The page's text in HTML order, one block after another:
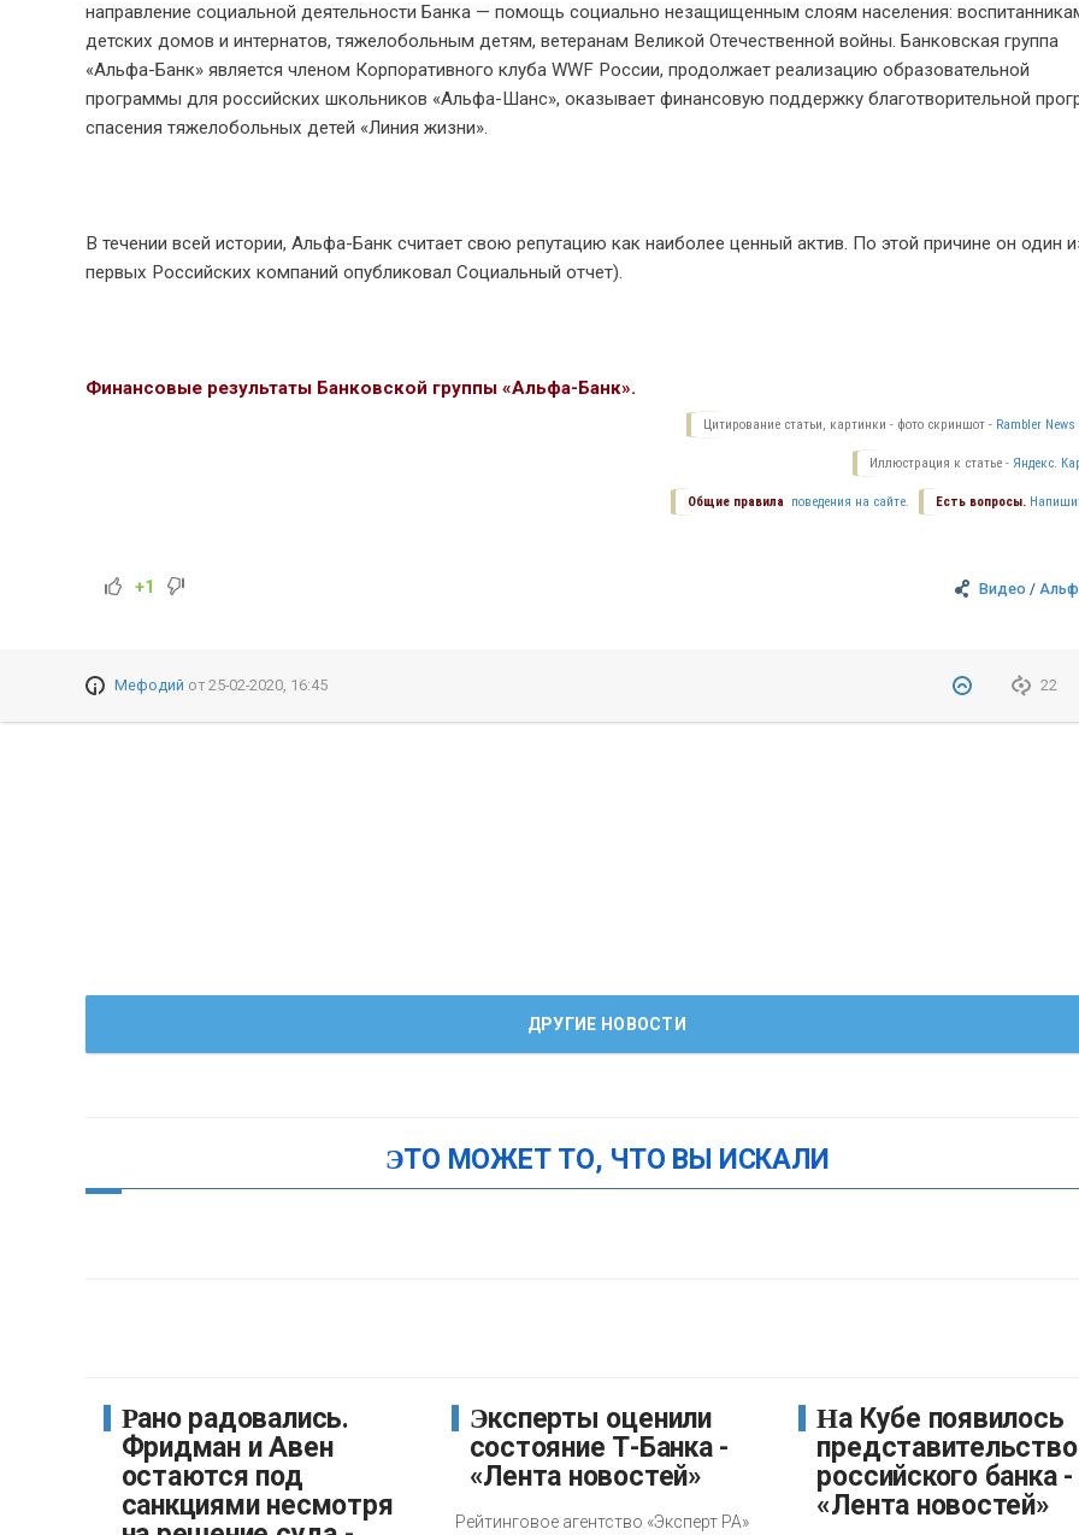
направление социальной деятельности Банка — помощь социально незащищенным слоям населения:
детских домов и интернатов, тяжелобольным детям, ветеранам Великой Отечественной войны. Банковская группа
«Альфа-Банк» является членом Корпоративного клуба WWF России, продолжает реализацию образовательной
программы для российских школьников «Альфа-Шанс», оказывает финансовую поддержку благотворительной
спасения тяжелобольных детей «Линия жизни».
В течении всей истории, Альфа-Банк считает свою репутацию как наиболее ценный актив. По этой причине он один
первых Российских компаний опубликовал Социальный отчет).
Финансовые результаты Банковской группы «Альфа-Банк».
Цитирование статьи, картинки - фото скриншот - Rambler News
Иллюстрация к статье - Яндекс.
Есть вопросы.
Общие правила поведения на сайте.
Видео /
+1
22
Мефодий от 25-02-2020, 16:45
ДРУГИЕ НОВОСТИ
ЭТО МОЖЕТ ТО, ЧТО ВЫ ИСКАЛИ
Рано радовались.
Фридман и Авен
остаются под
санкциями несмотря
Эксперты оценили
состояние Т-Банка -
«Лента новостей»
Рейтинговое агентство «Эксперт РА»
На Кубе появилось
представительство
российского банка -
«Лента новостей»